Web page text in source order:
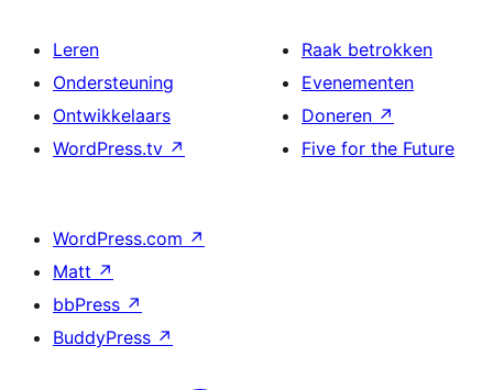
Leren
Ondersteuning
Ontwikkelaars
WordPress.tv ↗
Raak betrokken
Evenementen
Doneren ↗
Five for the Future
WordPress.com ↗
Matt ↗
bbPress ↗
BuddyPress ↗